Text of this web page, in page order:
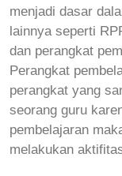
menjadi dasar
lainnya seperti
dan perangkat
Perangkat
perangkat yang
seorang guru
pembelajaran
melakukan